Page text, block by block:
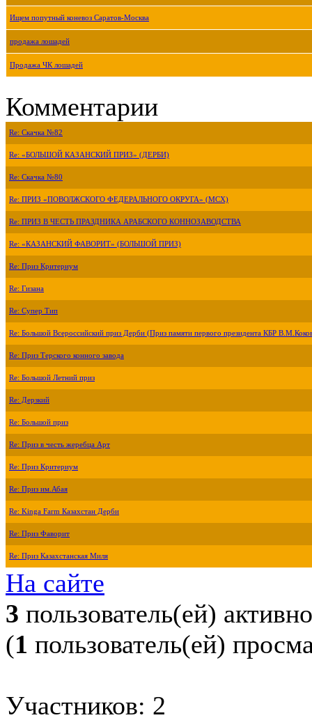
Ищем попутный коневоз Саратов-Москва
продажа лошадей
Продажа ЧК лошадей
Комментарии
Re: Скачка №82
Re: «БОЛЬШОЙ КАЗАНСКИЙ ПРИЗ» (ДЕРБИ)
Re: Скачка №80
Re: ПРИЗ «ПОВОЛЖСКОГО ФЕДЕРАЛЬНОГО ОКРУГА» (МСХ)
Re: ПРИЗ В ЧЕСТЬ ПРАЗДНИКА АРАБСКОГО КОННОЗАВОДСТВА
Re: «КАЗАНСКИЙ ФАВОРИТ» (БОЛЬШОЙ ПРИЗ)
Re: Приз Критериум
Re: Гизана
Re: Супер Тип
Re: Большой Всероссийский приз Дерби (Приз памяти первого президента КБР
Re: Приз Терского конного завода
Re: Большой Летний приз
Re: Дерзкий
Re: Большой приз
Re: Приз в честь жеребца Арт
Re: Приз Критериум
Re: Приз им.Абая
Re: Kinga Farm Казахстан Дерби
Re: Приз Фаворит
Re: Приз Казахстанская Миля
На сайте
3 пользователь(ей) активно
(1 пользователь(ей)
Участников: 2